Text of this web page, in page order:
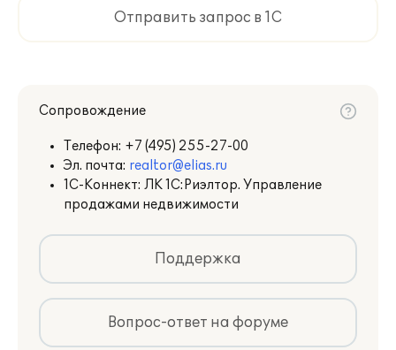
Отправить запрос в 1С
Сопровождение
Телефон: +7 (495) 255-27-00
Эл. почта: realtor@elias.ru
1С-Коннект: ЛК 1С:Риэлтор. Управление
продажами недвижимости
Поддержка
Вопрос-ответ на форуме